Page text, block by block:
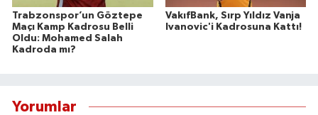
Trabzonspor’un Göztepe
Maçı Kamp Kadrosu Belli
Oldu: Mohamed Salah
Kadroda mı?
VakıfBank, Sırp Yıldız Vanja
Ivanovic'i Kadrosuna Kattı!
Yorumlar